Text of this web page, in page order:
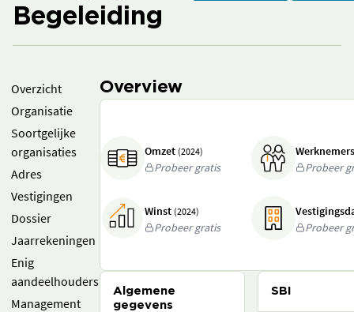
Begeleiding
Overzicht
Organisatie
Soortgelijke
organisaties
Adres
Vestigingen
Dossier
Jaarrekeningen
Enig
aandeelhouders
Management
Overview
Omzet (2024)
Probeer gratis
Probeer
Winst (2024)
Probeer gratis
Probeer
Algemene
gegevens
SBI